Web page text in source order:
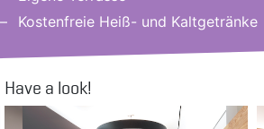
Kostenfreie Heiß- und Kaltgetränke
Have a look!